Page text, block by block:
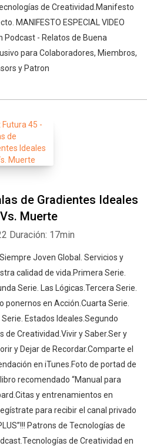
de Creatividad.Manifesto
MANIFESTO ESPECIAL VIDEO
Podcast - Relatos de Buena
para Colaboradores, Miembros,
y Patron
de Gradientes Ideales
Muerte
Duración: 17min
Joven Global. Servicios y
calidad de vida.Primera Serie.
Serie. Las Lógicas.Tercera Serie.
ponernos en Acción.Cuarta Serie.
Estados Ideales.Segundo
de Creatividad.Vivir y Saber.Ser y
y Dejar de Recordar.Comparte el
en iTunes.Foto de portad de
recomendado “Manual para
y entrenamientos en
para recibir el canal privado
Patrons de Tecnologías de
de Creatividad en